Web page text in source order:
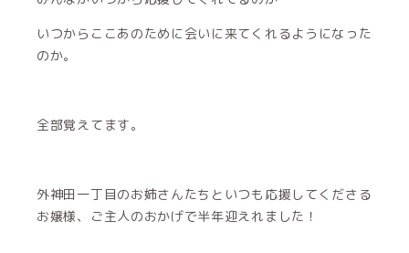
いつからここあのために会いに来てくれるようになった
のか。
全部覚えてます。
外神田一丁目のお姉さんたちといつも応援してくださる
お嬢様、ご主人のおかげで半年迎えれました！